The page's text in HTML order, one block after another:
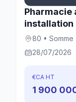
Pharmacie
installation
80 • Somme
28/07/2026
€CA HT
1 900